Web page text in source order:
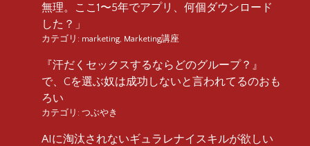
無理。ここ1〜5年でアプリ、何個ダウンロード
した？」
カテゴリ: marketing, Marketing講座
『汗だくセックスするならどのグループ？』
で、Cを選ぶ奴は成功しないと言われてるのおも
ろい
カテゴリ: つぶやき
AIに淘汰されないギュラレナイスキルが欲しい